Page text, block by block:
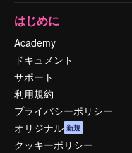
はじめに
Academy
ドキュメント
サポート
利用規約
プライバシーポリシー
オリジナル 新規
クッキーポリシー